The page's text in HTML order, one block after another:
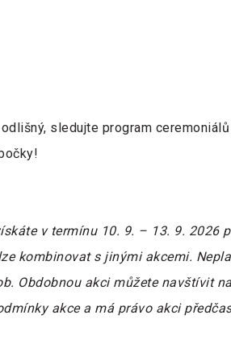
sledujte program
v termínu 10. 9. – 13. 9. 2026
kombinovat s jinými akcemi.
Obdobnou akci můžete navštívit
akce a má právo akci